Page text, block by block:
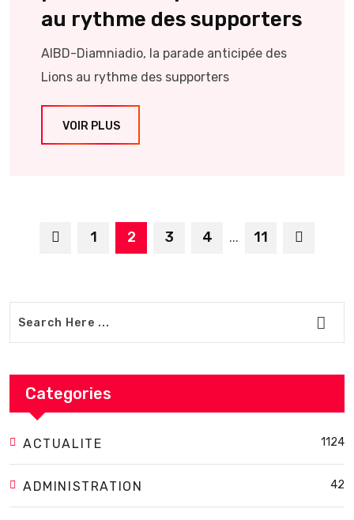
au rythme des supporters
AIBD-Diamniadio, la parade anticipée des
Lions au rythme des supporters
VOIR PLUS
1 2 3 4 ... 11
Categories
ACTUALITE 1124
ADMINISTRATION 42